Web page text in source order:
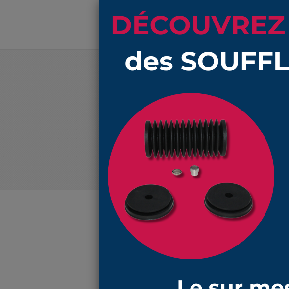
PRIX DÉGRESSIFS
1132 NBR soufflet 47 mm et 65 mm long 24 à 160 mm
1132 NBR soufflet 47 mm et 65 mm long 24 à 160 mm
1132 NBR soufflet 47 mm et 65 mm long 24 à 160 mm
1132 NBR soufflet 47 mm et 65 mm long 24 à 160 mm
N'oubliez pas de